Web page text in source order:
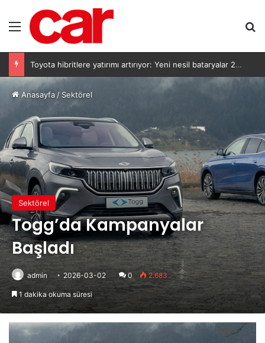
Menü
Toyota hibritlere yatırımı artırıyor: Yeni nesil bataryalar 2027’de geliyor
Anasayfa / Sektörel
Sektörel
Togg’da Kampanyalar
Başladı
admin 2026-03-02 0 2.683
1 dakika okuma süresi